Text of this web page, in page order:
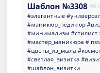
Шаблон №3308 90
#элегантные
#маникюр_педикюр
#минимализм #стилист
#мастер_маникюра
#цветы_из_мыла
#светлая_визитка
#шаблон_визитки